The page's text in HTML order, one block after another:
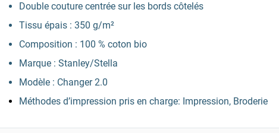
Double couture centrée sur les bords côtelés
Tissu épais : 350 g/m²
Composition : 100 % coton bio
Marque : Stanley/Stella
Modèle : Changer 2.0
Méthodes d’impression pris en charge: Impression, Broderie